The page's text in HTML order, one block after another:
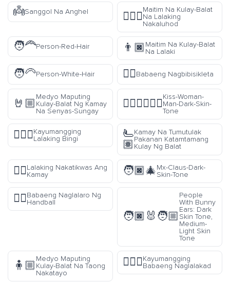
👼Sanggol Na Anghel 🧎🏿‍♂️
Maitim Na Kulay-Balat
Na Lalaking
Nakaluhod
🧑‍🦰Person-Red-Hair 👨🏿Maitim Na Kulay-Balat
Na Lalaki
🧑‍🦳Person-White-Hair 🚴‍♀️Babaeng Nagbibisikleta
🤘🏼
Medyo Maputing
Kulay-Balat Ng Kamay
Na Senyas-Sungay
👩🏿‍❤️‍💋‍👨🏿
Kiss-Woman-
Man-Dark-Skin-
Tone
🧏🏽‍♂️Kayumangging
Lalaking Bingi
🫷
🏽
Kamay Na Tumutulak
Pakanan Katamtamang
Kulay Ng Balat
💁‍♂️Lalaking Nakatikwas Ang
Kamay
🧑🏿‍🎄Mx-Claus-Dark-
Skin-Tone
🤾‍♀️Babaeng Naglalaro Ng
Handball
🧑🏿‍🐰‍🧑🏼
People
With Bunny
Ears: Dark
Skin Tone,
Medium-
Light Skin
Tone
🧍🏼
Medyo Maputing
Kulay-Balat Na Taong
Nakatayo
🚶🏽‍♀️Kayumangging
Babaeng Naglalakad